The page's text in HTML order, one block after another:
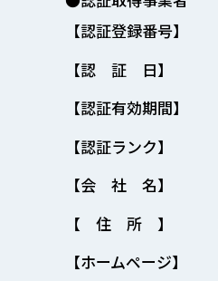
【認証登録番号】
【認 証 日】
【認証有効期間】
【認証ランク】
【会 社 名】
【 住 所 】
【ホームページ】